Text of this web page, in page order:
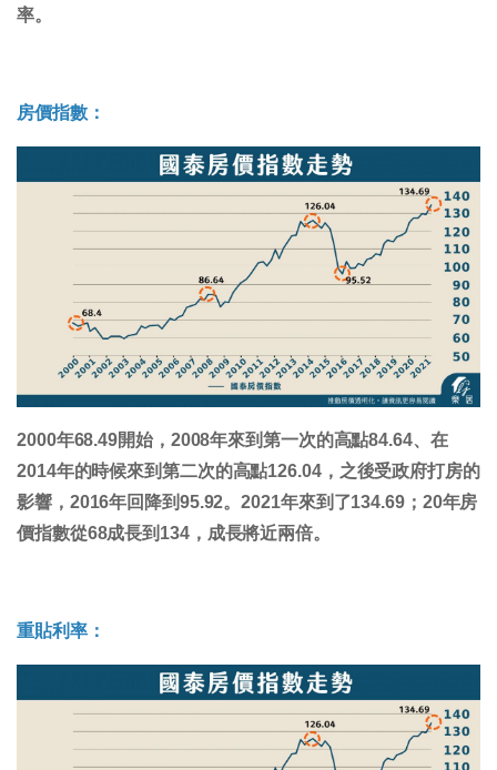
率。
房價指數：
2000年68.49開始，2008年來到第一次的高點84.64、在
2014年的時候來到第二次的高點126.04，之後受政府打房的
影響，2016年回降到95.92。2021年來到了134.69；20年房
價指數從68成長到134，成長將近兩倍。
重貼利率：